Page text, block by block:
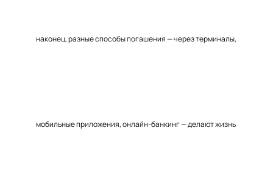
наконец, разные способы погашения — через терминалы,
мобильные приложения, онлайн-банкинг — делают жизнь